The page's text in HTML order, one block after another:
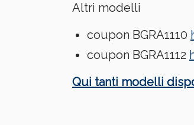
Altri modelli
coupon BGRA1110
coupon BGRA1112
Qui tanti modelli